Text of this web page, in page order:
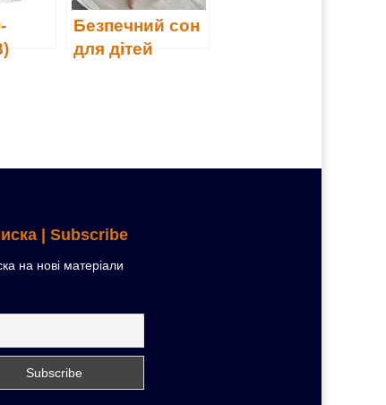
Безпечний сон
для дітей
| Subscribe
на нові матеріали